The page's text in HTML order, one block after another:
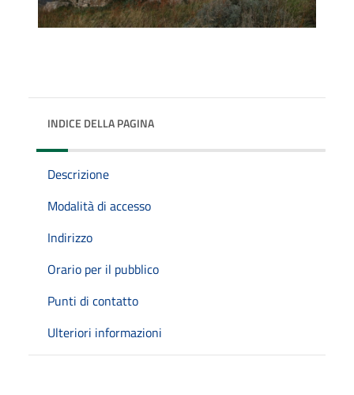
INDICE DELLA PAGINA
Descrizione
Modalità di accesso
Indirizzo
Orario per il pubblico
Punti di contatto
Ulteriori informazioni